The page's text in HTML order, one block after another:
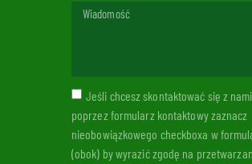
Jeśli chcesz skontaktować się z nami
poprzez formularz kontaktowy zaznacz
nieobowiązkowego checkboxa w
(obok) by wyrazić zgodę na